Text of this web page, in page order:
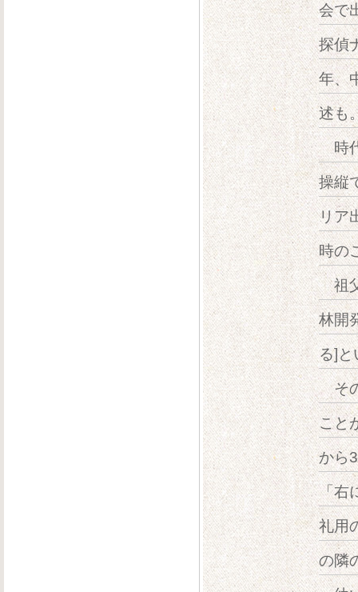
会で
探偵
年、
述も
時代
操縦
リア
時の
祖父
林開
る]
その
こと
から
「右
礼用
の隣